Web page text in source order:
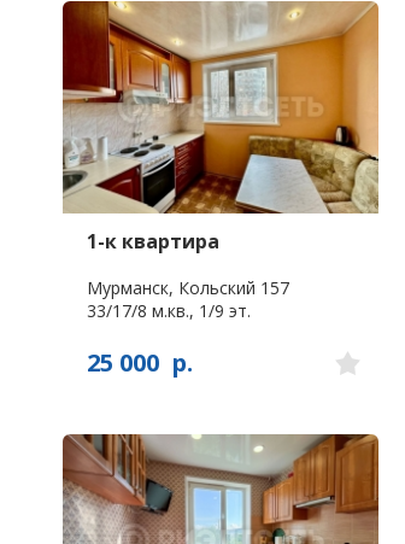
1-к квартира
Мурманск, Кольский 157
33/17/8 м.кв., 1/9 эт.
25 000 р.